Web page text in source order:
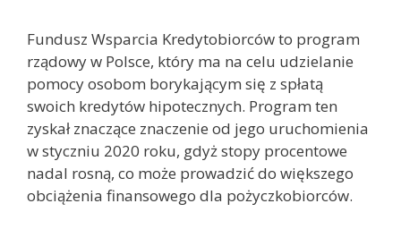
Fundusz Wsparcia Kredytobiorców to program
rządowy w Polsce, który ma na celu udzielanie
pomocy osobom borykającym się z spłatą
swoich kredytów hipotecznych. Program ten
zyskał znaczące znaczenie od jego uruchomienia
w styczniu 2020 roku, gdyż stopy procentowe
nadal rosną, co może prowadzić do większego
obciążenia finansowego dla pożyczkobiorców.